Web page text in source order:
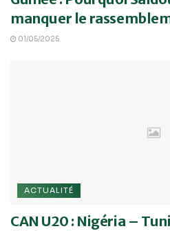
manquer le
01/05/2025
ACTUALITÉ
CAN U20 : Nigéria –